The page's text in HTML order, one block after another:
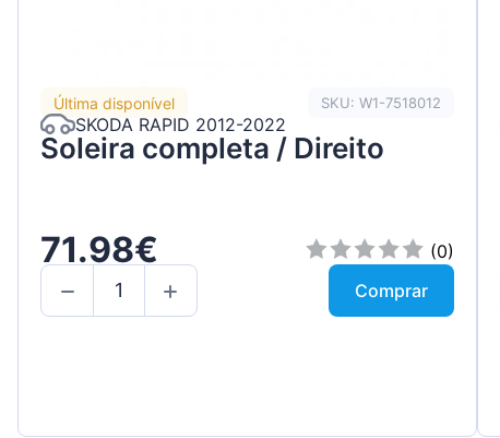
Última disponível SKU: W1-7518012
SKODA RAPID 2012-2022
Soleira completa / Direito
71.98€
(0)
Comprar